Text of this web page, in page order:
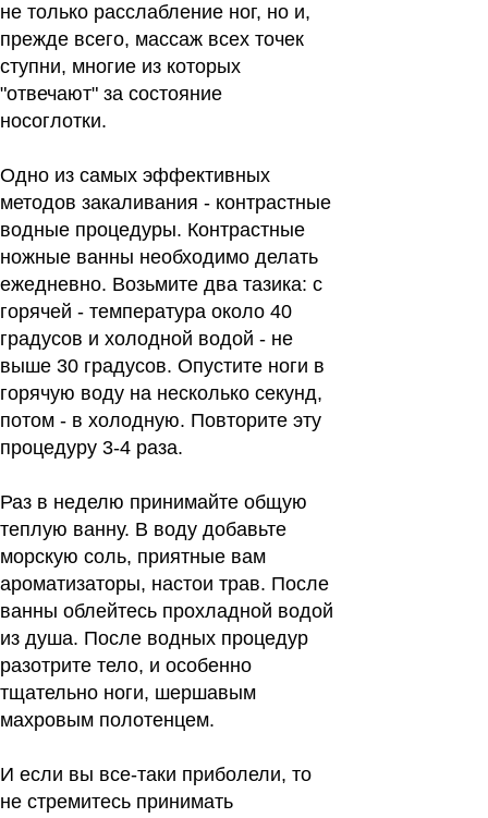
не только расслабление ног, но и,
прежде всего, массаж всех точек
ступни, многие из которых
"отвечают" за состояние
носоглотки.
Одно из самых эффективных
методов закаливания - контрастные
водные процедуры. Контрастные
ножные ванны необходимо делать
ежедневно. Возьмите два тазика: с
горячей - температура около 40
градусов и холодной водой - не
выше 30 градусов. Опустите ноги в
горячую воду на несколько секунд,
потом - в холодную. Повторите эту
процедуру 3-4 раза.
Раз в неделю принимайте общую
теплую ванну. В воду добавьте
морскую соль, приятные вам
ароматизаторы, настои трав. После
ванны облейтесь прохладной водой
из душа. После водных процедур
разотрите тело, и особенно
тщательно ноги, шершавым
махровым полотенцем.
И если вы все-таки приболели, то
не стремитесь принимать